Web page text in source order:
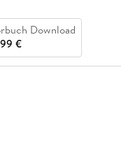
Download
€